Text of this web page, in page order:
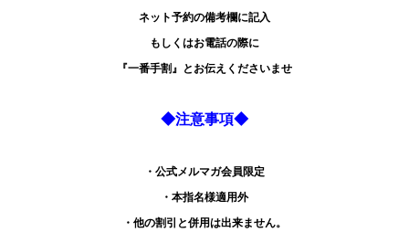
ネット予約の備考欄に記入
もしくはお電話の際に
『一番手割』とお伝えくださいませ
◆注意事項◆
・公式メルマガ会員限定
・本指名様適用外
・他の割引と併用は出来ません。